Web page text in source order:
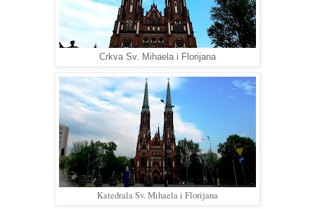
Crkva Sv. Mihaela i Florijana
Katedrala Sv. Mihaela i Florijana